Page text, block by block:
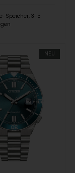
Speicher, 3-5
NEU